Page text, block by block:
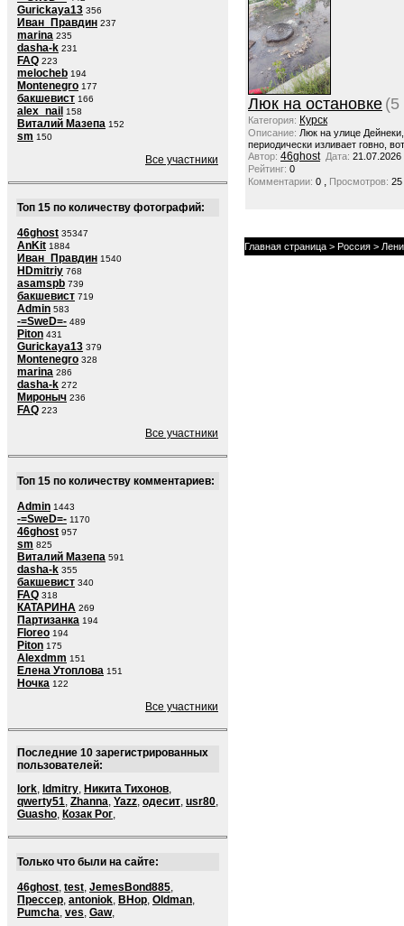
Gurickaya13 356
Иван_Правдин 237
marina 235
dasha-k 231
FAQ 223
melocheb 194
Montenegro 177
бакшевист 166
alex_nail 158
Виталий Мазепа 152
sm 150
Все участники
Топ 15 по количеству фотографий:
46ghost 35347
AnKit 1884
Иван_Правдин 1540
HDmitriy 768
asamspb 739
бакшевист 719
Admin 583
-=SweD=- 489
Piton 431
Gurickaya13 379
Montenegro 328
marina 286
dasha-k 272
Мироныч 236
FAQ 223
Все участники
Топ 15 по количеству комментариев:
Admin 1443
-=SweD=- 1170
46ghost 957
sm 825
Виталий Мазепа 591
dasha-k 355
бакшевист 340
FAQ 318
КАТАРИНА 269
Партизанка 194
Floreo 194
Piton 175
Alexdmm 151
Елена Утоплова 151
Ночка 122
Все участники
Последние 10 зарегистрированных
пользователей:
lork, ldmitry, Никита Тихонов,
qwerty51, Zhanna, Yazz, одесит, usr80,
Guasho, Козак Рог,
Только что были на сайте:
46ghost, test, JemesBond885,
Прессер, antoniok, BHop, Oldman,
Pumcha, ves, Gaw,
Люк на остановке (5
Категория: Курск
Описание: Люк на улице
периодически изливает говно,
Автор: 46ghost Дата: 21.07.2026
Рейтинг: 0
Комментарии: 0 , Просмотров: 25
Главная страница > Россия >